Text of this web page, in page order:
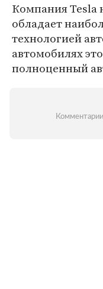
Компания Tesla
обладает
технологией
автомобилях
полноценный